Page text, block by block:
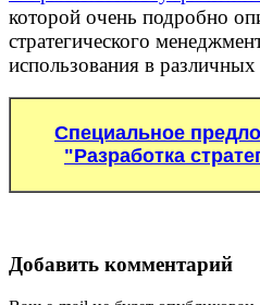
которой очень подробно
стратегического
использования в
Специальное
"Разработка
Добавить комментарий